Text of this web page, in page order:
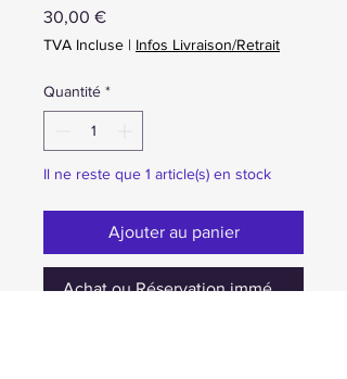
30,00 €Prix
TVA Incluse | Infos Livraison/Retrait
Quantité *
Il ne reste que 1 article(s) en stock
Ajouter au panier
Achat ou Réservation immédiate